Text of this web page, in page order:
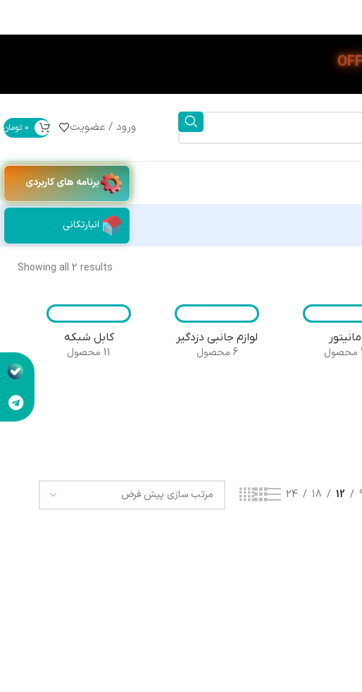
ورود / عضویت 0 تومان
برنامه های کاربردی
انبارتکانی
Showing all 2 results
مانیتور لوازم جانبی دزدگیر
6 محصول
کابل شبکه
11 محصول
12
18
24
OFF